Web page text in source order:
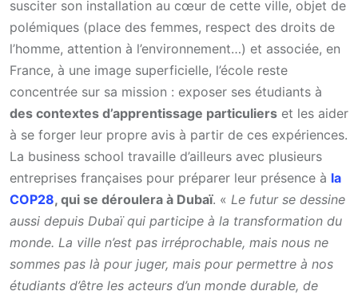
susciter son installation au cœur de cette ville, objet de
polémiques (place des femmes, respect des droits de
l’homme, attention à l’environnement…) et associée, en
France, à une image superficielle, l’école reste
concentrée sur sa mission : exposer ses étudiants à
des contextes d’apprentissage particuliers et les aider
à se forger leur propre avis à partir de ces expériences.
La business school travaille d’ailleurs avec plusieurs
entreprises françaises pour préparer leur présence à la
COP28, qui se déroulera à Dubaï. « Le futur se dessine
aussi depuis Dubaï qui participe à la transformation du
monde. La ville n’est pas irréprochable, mais nous ne
sommes pas là pour juger, mais pour permettre à nos
étudiants d’être les acteurs d’un monde durable, de